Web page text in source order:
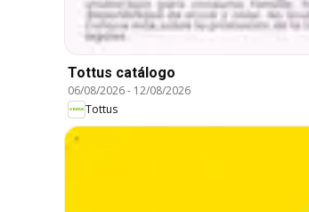
Tottus catálogo
06/08/2026- 12/08/2026
Tottus